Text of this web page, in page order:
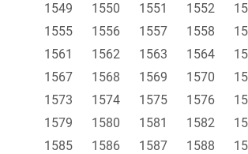
1549
1550 1551 1552
1555
1556 1557 1558
1561
1562 1563 1564
1567
1568 1569 1570
1573
1574 1575 1576
1579
1580 1581 1582
1585
1586 1587 1588